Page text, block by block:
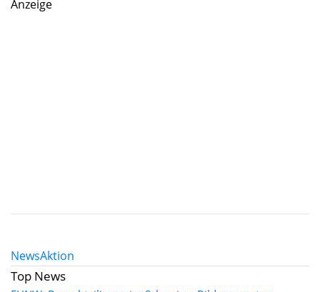
Anzeige
NewsAktion
Top News